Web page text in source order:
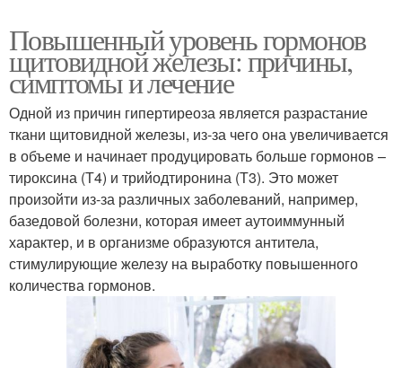
Повышенный уровень гормонов
щитовидной железы: причины,
симптомы и лечение
Одной из причин гипертиреоза является разрастание
ткани щитовидной железы, из-за чего она увеличивается
в объеме и начинает продуцировать больше гормонов –
тироксина (Т4) и трийодтиронина (Т3). Это может
произойти из-за различных заболеваний, например,
базедовой болезни, которая имеет аутоиммунный
характер, и в организме образуются антитела,
стимулирующие железу на выработку повышенного
количества гормонов.